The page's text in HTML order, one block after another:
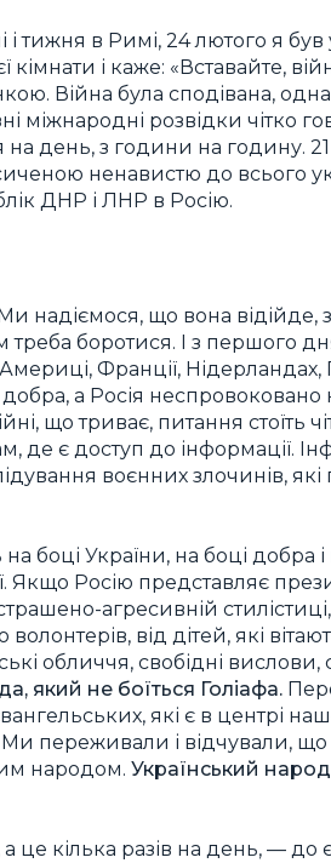
тижня в Римі, 24 лютого я
і каже: «Вставайте,
Війна була сподівана,
міжнародні розвідки чітко
день, з години на годину.
ненавистю до всього
ДНР і ЛНР в Росію.
надіємося, що вона відійде,
треба боротися. І з першого
Америці, Франції,
а Росія
що триває, питання стоїть
де є доступ до інформації.
воєнних злочинів, які
на боці України, на боці добра
Якщо Росію представляє
агресивній стилістиці,
від дітей, які
обличчя, свобідні вислови,
який не боїться Голіафа.
які є в центрі
переживали і відчували, що
народом. Український
кілька разів на день, — до